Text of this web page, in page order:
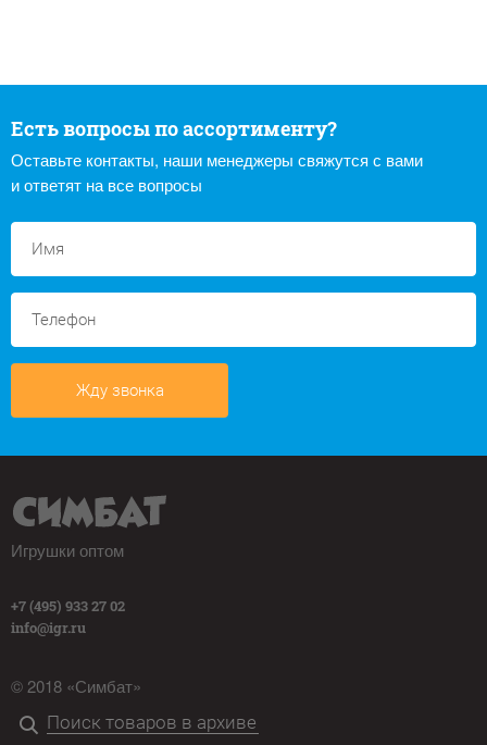
Есть вопросы по ассортименту?
Оставьте контакты, наши менеджеры свяжутся с вами
и ответят на все вопросы
Жду звонка
Игрушки оптом
+7 (495) 933 27 02
info@igr.ru
© 2018 «Симбат»